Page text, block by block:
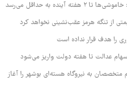
آینده به حداقل می‌رسد
از تنگه هرمز عقب‌نشینی نخواهد کرد
را هدف قرار نداده است
عدالت تا هفته دولت واریز می‌شود
به نیروگاه هسته‌ای بوشهر را آغاز